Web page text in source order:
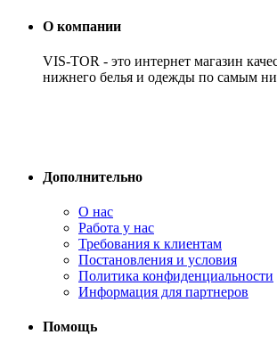
О компании
VIS-TOR - это интернет магазин
нижнего белья и одежды по самым
Дополнительно
О нас
Работа у нас
Требования к клиентам
Постановления и условия
Политика конфиденциальности
Информация для партнеров
Помощь